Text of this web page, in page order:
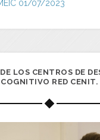
LOS CENTROS DE
COGNITIVO RED CENIT.